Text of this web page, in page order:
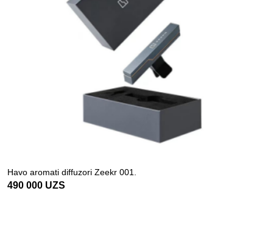
Havo aromati diffuzori Zeekr 001.
490 000 UZS